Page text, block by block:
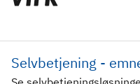
Selvbetjening -